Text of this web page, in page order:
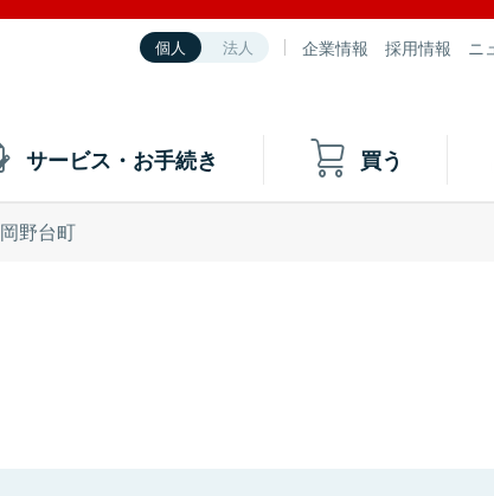
個人 法人 企業情報 採用情報 ニ
サービス・お手続き 買う
岡野台町